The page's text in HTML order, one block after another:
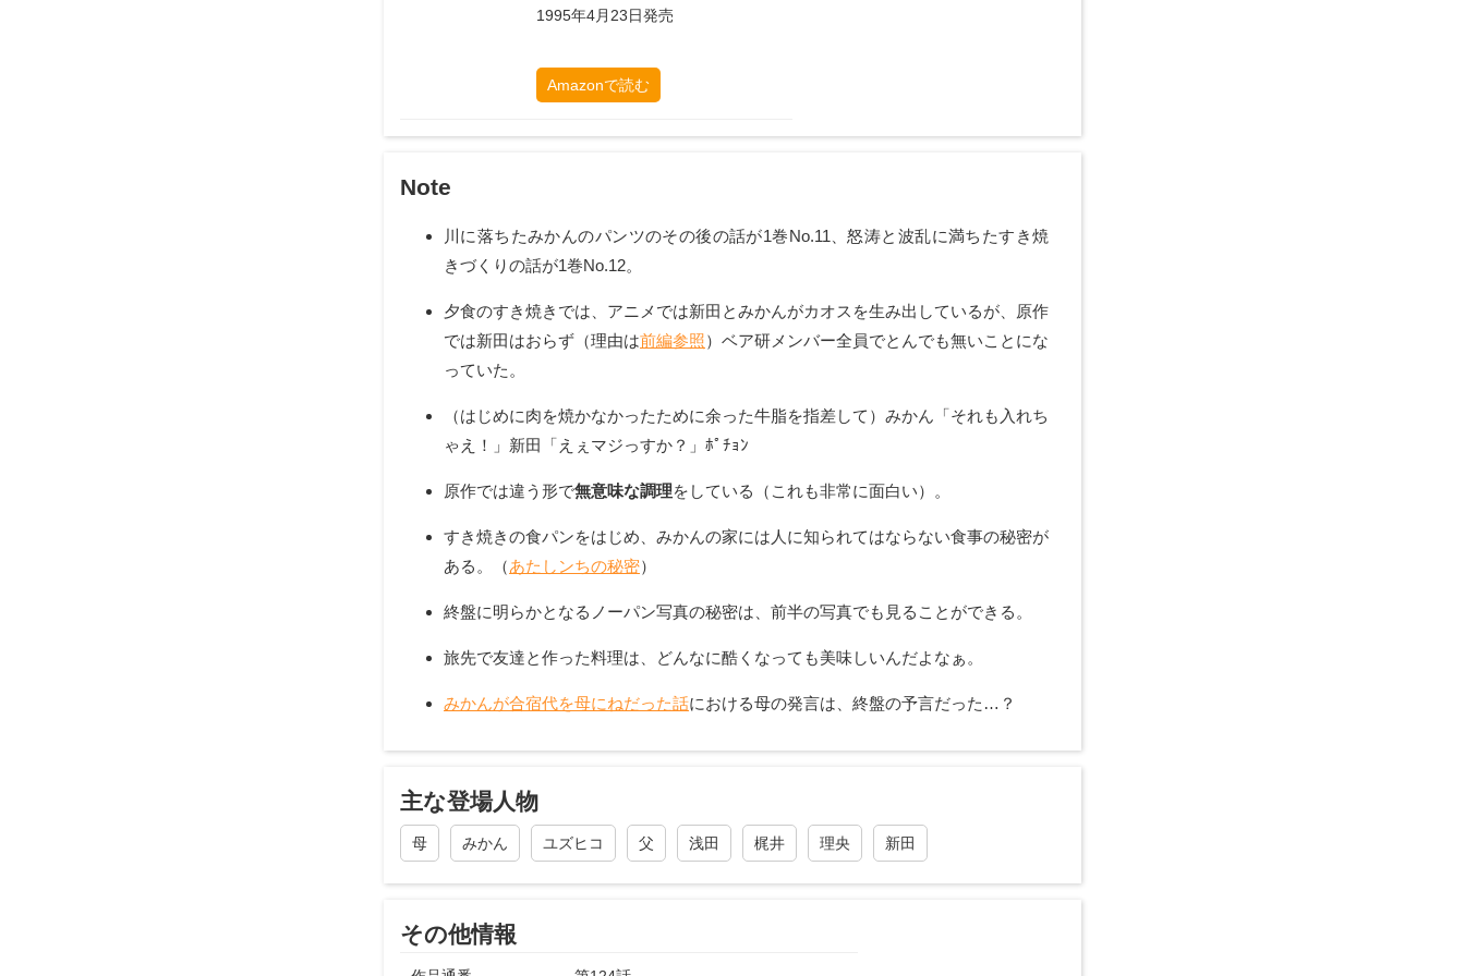
1995年4月23日発売
Amazonで読む
Note
川に落ちたみかんのパンツのその後の話が1巻No.11、怒涛と波乱に満ちたすき焼
きづくりの話が1巻No.12。
夕食のすき焼きでは、アニメでは新田とみかんがカオスを生み出しているが、原作
では新田はおらず（理由は前編参照）ベア研メンバー全員でとんでも無いことにな
っていた。
（はじめに肉を焼かなかったために余った牛脂を指差して）みかん「それも入れち
ゃえ！」新田「えぇマジっすか？」ﾎﾟﾁｮﾝ
原作では違う形で無意味な調理をしている（これも非常に面白い）。
すき焼きの食パンをはじめ、みかんの家には人に知られてはならない食事の秘密が
ある。（あたしンちの秘密）
終盤に明らかとなるノーパン写真の秘密は、前半の写真でも見ることができる。
旅先で友達と作った料理は、どんなに酷くなっても美味しいんだよなぁ。
みかんが合宿代を母にねだった話における母の発言は、終盤の予言だった…？
主な登場人物
母 みかん ユズヒコ 父 浅田 梶井 理央 新田
その他情報